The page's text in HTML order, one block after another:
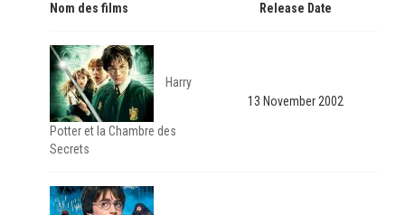
Nom des films Release Date
Harry
Potter et la Chambre des
Secrets
13 November 2002